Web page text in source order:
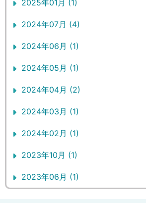
2025年01月 (1)
2024年07月 (4)
2024年06月 (1)
2024年05月 (1)
2024年04月 (2)
2024年03月 (1)
2024年02月 (1)
2023年10月 (1)
2023年06月 (1)